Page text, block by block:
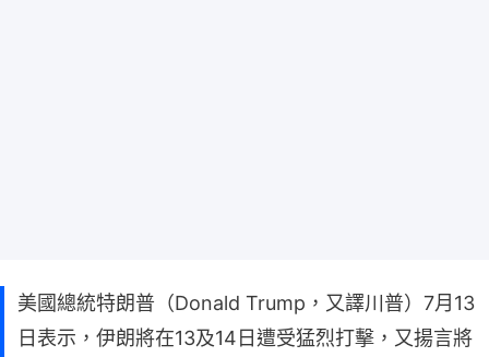
美國總統特朗普（Donald Trump，又譯川普）7月13
日表示，伊朗將在13及14日遭受猛烈打擊，又揚言將